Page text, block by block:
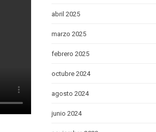
abril 2025
marzo 2025
febrero 2025
octubre 2024
agosto 2024
junio 2024